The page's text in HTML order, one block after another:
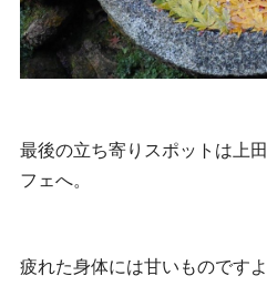
最後の立ち寄りスポットは上
フェへ。
疲れた身体には甘いものです